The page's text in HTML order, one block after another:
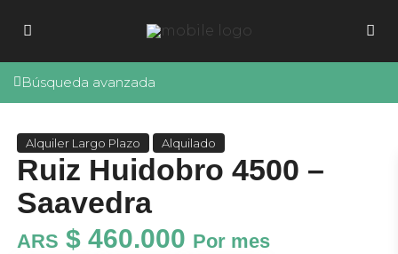
Búsqueda avanzada
Alquiler Largo Plazo Alquilado
Ruiz Huidobro 4500 –
Saavedra
ARS $ 460.000 Por mes